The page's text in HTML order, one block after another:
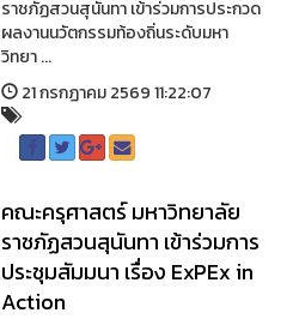
ราชภัฏสวนสุนันทา เข้าร่วมการประกวด
ผลงานนวัตกรรมท้องถิ่นระดับมหา
วิทยา ...
21 กรกฏาคม 2569 11:22:07
คณะครุศาสตร์ มหาวิทยาลัย
ราชภัฏสวนสุนันทา เข้าร่วมการ
ประชุมสัมมนา เรื่อง ExPEx in
Action